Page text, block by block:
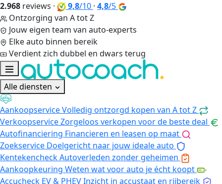
2.968 reviews · 9,8/10 · 4,8/5
Ontzorging van A tot Z
Jouw eigen team van auto-experts
Elke auto binnen bereik
Verdient zich dubbel en dwars terug
Alle diensten
AankoopserviceVolledig ontzorgd kopen van A tot Z
VerkoopserviceZorgeloos verkopen voor de beste deal
Autofinanciering Financieren en leasen op maat
Zoekservice Doelgericht naar jouw ideale auto
KentekencheckAutoverleden zonder geheimen
Aankoopkeuring Weten wat voor auto je écht koopt
Accucheck EV & PHEVInzicht in accustaat en rijbereik